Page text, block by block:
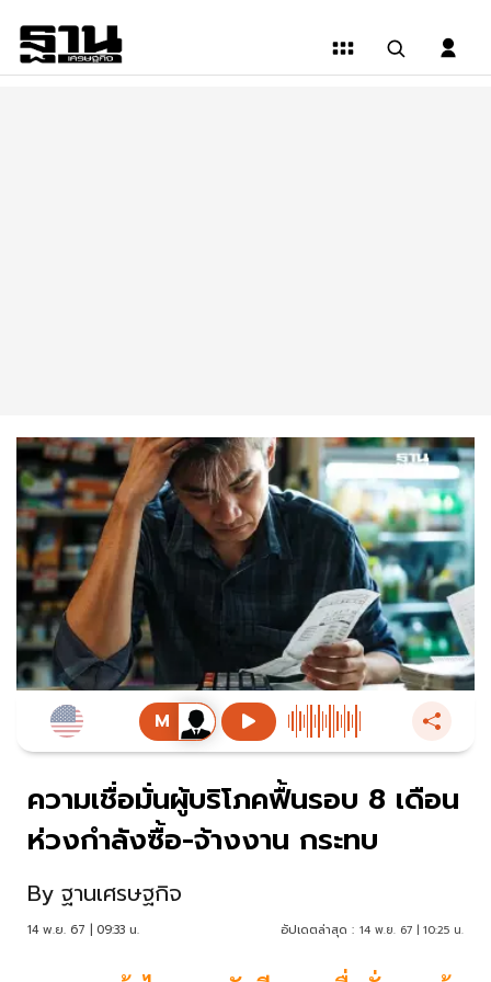
ความเชื่อมั่นผู้บริโภคฟื้นรอบ 8 เดือน
ห่วงกำลังซื้อ-จ้างงาน กระทบ
By ฐานเศรษฐกิจ
14 พ.ย. 67 | 09:33 น. อัปเดตล่าสุด : 14 พ.ย. 67 | 10:25 น.